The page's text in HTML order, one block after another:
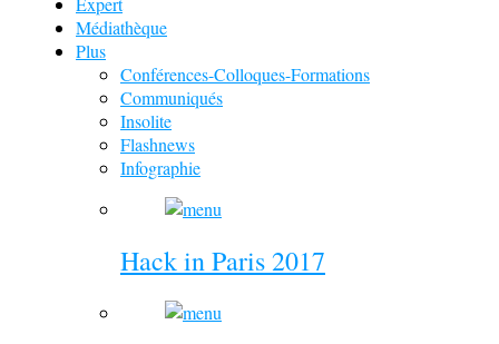
Médiathèque
Plus
Conférences-Colloques-Formations
Communiqués
Insolite
Flashnews
Infographie
Hack in Paris 2017